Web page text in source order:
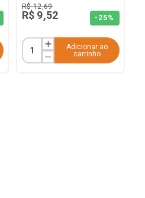
R$ 12,69
R$ 9,52 - 25%
Adicionar ao
carrinho